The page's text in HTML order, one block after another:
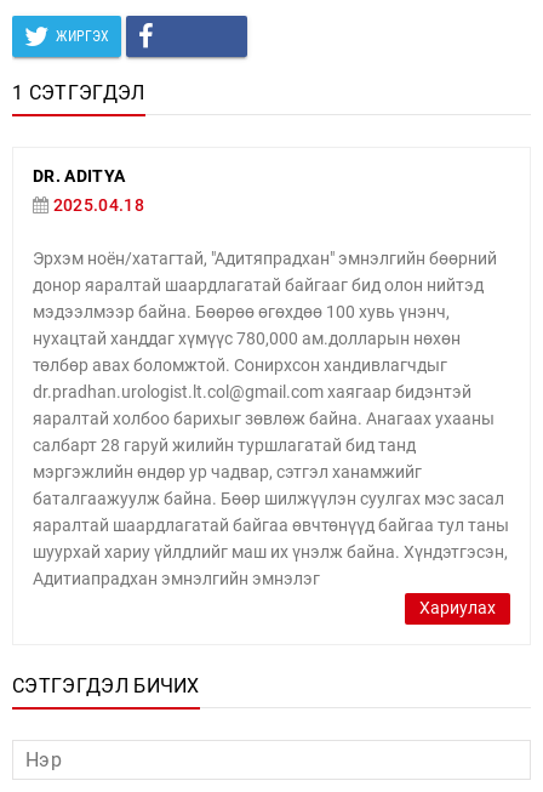
ЖИРГЭХ
1 СЭТГЭГДЭЛ
DR. ADITYA
2025.04.18
Эрхэм ноён/хатагтай, "Адитяпрадхан" эмнэлгийн бөөрний
донор яаралтай шаардлагатай байгааг бид олон нийтэд
мэдээлмээр байна. Бөөрөө өгөхдөө 100 хувь үнэнч,
нухацтай ханддаг хүмүүс 780,000 ам.долларын нөхөн
төлбөр авах боломжтой. Сонирхсон хандивлагчдыг
dr.pradhan.urologist.lt.col@gmail.com хаягаар бидэнтэй
яаралтай холбоо барихыг зөвлөж байна. Анагаах ухааны
салбарт 28 гаруй жилийн туршлагатай бид танд
мэргэжлийн өндөр ур чадвар, сэтгэл ханамжийг
баталгаажуулж байна. Бөөр шилжүүлэн суулгах мэс засал
яаралтай шаардлагатай байгаа өвчтөнүүд байгаа тул таны
шуурхай хариу үйлдлийг маш их үнэлж байна. Хүндэтгэсэн,
Адитиапрадхан эмнэлгийн эмнэлэг
Хариулах
СЭТГЭГДЭЛ БИЧИХ